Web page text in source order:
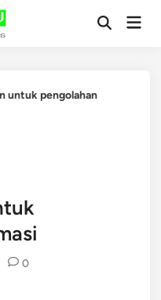
OpenMain
untuk pengolahan
0